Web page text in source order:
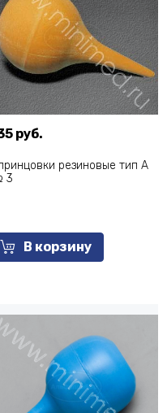
руб.
резиновые тип А
3
В корзину